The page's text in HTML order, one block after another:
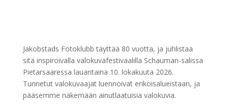
Jakobstads Fotoklubb täyttää 80 vuotta, ja juhlistaa
sitä inspiroivalla valokuvafestivaalilla Schauman-salissa
Pietarsaaressa lauantaina 10. lokakuuta 2026.
Tunnetut valokuvaajat luennoivat erikoisalueistaan, ja
pääsemme näkemään ainutlaatuisia valokuvia.